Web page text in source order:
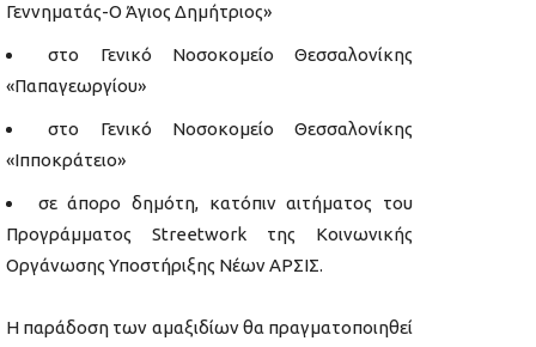
Γεννηματάς-Ο Άγιος Δημήτριος»
στο Γενικό Νοσοκομείο Θεσσαλονίκης
«Παπαγεωργίου»
στο Γενικό Νοσοκομείο Θεσσαλονίκης
«Ιπποκράτειο»
σε άπορο δημότη, κατόπιν αιτήματος του
Προγράμματος Streetwork της Κοινωνικής
Οργάνωσης Υποστήριξης Νέων ΑΡΣΙΣ.
Η παράδοση των αμαξιδίων θα πραγματοποιηθεί